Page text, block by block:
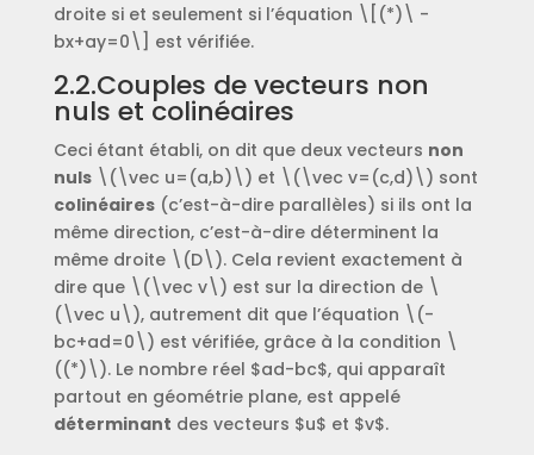
droite si et seulement si l’équation \[(*)\ -
bx+ay=0\] est vérifiée.
2.2.Couples de vecteurs non
nuls et colinéaires
Ceci étant établi, on dit que deux vecteurs non
nuls\(\vec u=(a,b)\) et \(\vec v=(c,d)\) sont
colinéaires(c’est-à-dire parallèles) si ils ont la
même direction, c’est-à-dire déterminent la
même droite \(D\). Cela revient exactement à
dire que \(\vec v\) est sur la direction de \
(\vec u\), autrement dit que l’équation \(-
bc+ad=0\) est vérifiée, grâce à la condition \
((*)\). Le nombre réel $ad-bc$, qui apparaît
partout en géométrie plane, est appelé
déterminant des vecteurs $u$ et $v$.